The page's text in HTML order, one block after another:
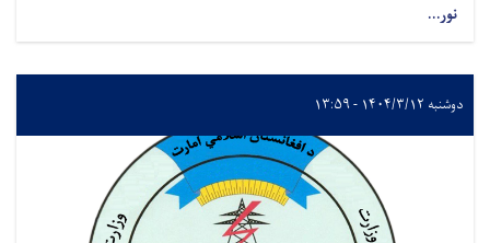
نور...
دوشنبه ۱۴۰۴/۳/۱۲ - ۱۳:۵۹